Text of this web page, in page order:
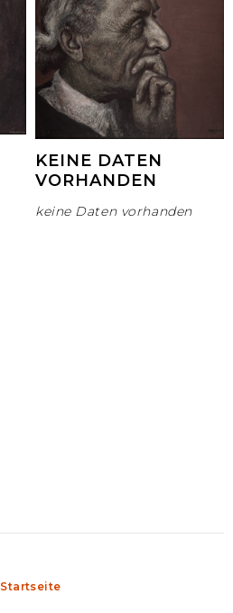
KEINE DATEN
VORHANDEN
keine Daten vorhanden
Startseite